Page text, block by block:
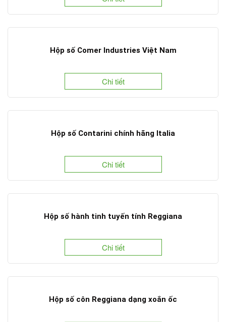
Hộp số Comer Industries Việt Nam
Chi tiết
Hộp số Contarini chính hãng Italia
Chi tiết
Hộp số hành tinh tuyến tính Reggiana
Chi tiết
Hộp số côn Reggiana dạng xoắn ốc